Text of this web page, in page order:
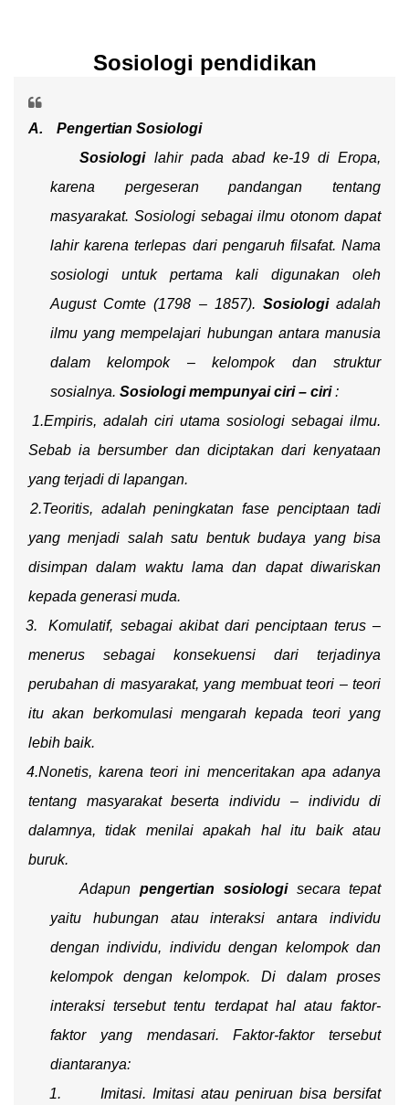
Sosiologi pendidikan
A.
Pengertian Sosiologi
Sosiologilahir pada abad ke-19 di Eropa,
karena pergeseran pandangan tentang
masyarakat. Sosiologi sebagai ilmu otonom dapat
lahir karena terlepas dari pengaruh filsafat. Nama
sosiologi untuk pertama kali digunakan oleh
August Comte (1798 – 1857). Sosiologiadalah
ilmu yang mempelajari hubungan antara manusia
dalam kelompok – kelompok dan struktur
sosialnya. Sosiologi mempunyai ciri – ciri:
1.Empiris, adalah ciri utama sosiologi sebagai ilmu.
Sebab ia bersumber dan diciptakan dari kenyataan
yang terjadi di lapangan.
2.Teoritis, adalah peningkatan fase penciptaan tadi
yang menjadi salah satu bentuk budaya yang bisa
disimpan dalam waktu lama dan dapat diwariskan
kepada generasi muda.
3.
Komulatif, sebagai akibat dari penciptaan terus –
menerus sebagai konsekuensi dari terjadinya
perubahan di masyarakat, yang membuat teori – teori
itu akan berkomulasi mengarah kepada teori yang
lebih baik.
4.Nonetis, karena teori ini menceritakan apa adanya
tentang masyarakat beserta individu – individu di
dalamnya, tidak menilai apakah hal itu baik atau
buruk.
Adapunpengertian sosiologi secara tepat
yaitu hubungan atau interaksi antara individu
dengan individu, individu dengan kelompok dan
kelompok dengan kelompok.
Di dalam proses
interaksi tersebut tentu terdapat hal atau faktor-
faktor yang mendasari. Faktor-faktor tersebut
diantaranya:
1.
Imitasi. Imitasi atau peniruan bisa bersifat